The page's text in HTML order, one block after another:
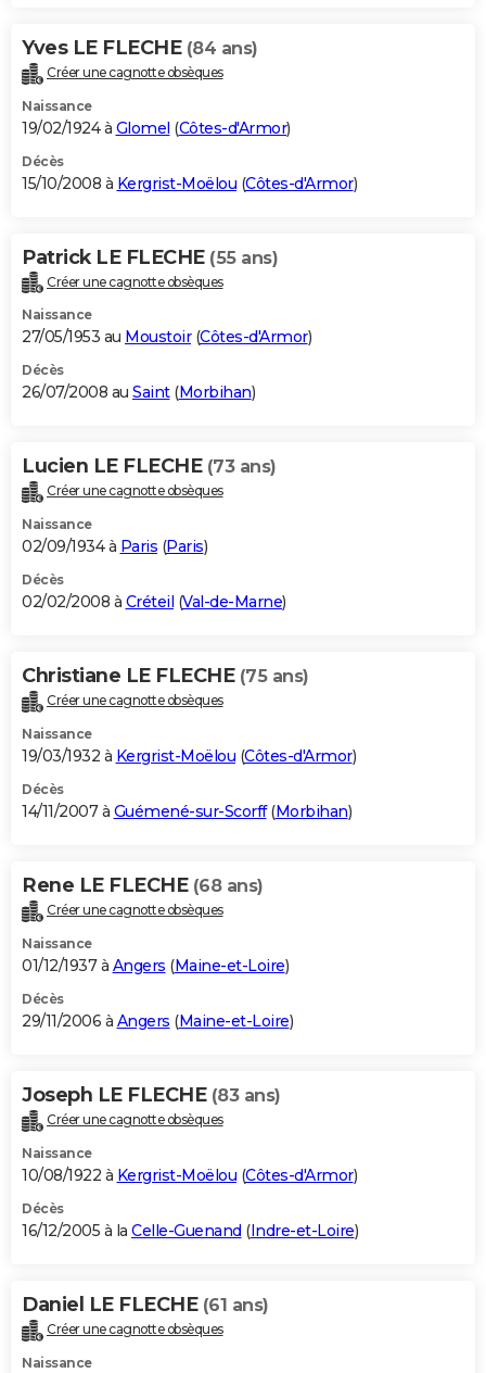
Yves LE FLECHE (84 ans)
Créer une cagnotte obsèques
Naissance
19/02/1924 à Glomel (Côtes-d'Armor)
Décès
15/10/2008 à Kergrist-Moëlou (Côtes-d'Armor)
Patrick LE FLECHE (55 ans)
Créer une cagnotte obsèques
Naissance
27/05/1953 au Moustoir(Côtes-d'Armor)
Décès
26/07/2008 au Saint(Morbihan)
Lucien LE FLECHE (73 ans)
Créer une cagnotte obsèques
Naissance
02/09/1934 à Paris (Paris)
Décès
02/02/2008 à Créteil (Val-de-Marne)
Christiane LE FLECHE (75 ans)
Créer une cagnotte obsèques
Naissance
19/03/1932 à Kergrist-Moëlou (Côtes-d'Armor)
Décès
14/11/2007 à Guémené-sur-Scorff(Morbihan)
Rene LE FLECHE (68 ans)
Créer une cagnotte obsèques
Naissance
01/12/1937 à Angers (Maine-et-Loire)
Décès
29/11/2006 à Angers (Maine-et-Loire)
Joseph LE FLECHE (83 ans)
Créer une cagnotte obsèques
Naissance
10/08/1922 à Kergrist-Moëlou (Côtes-d'Armor)
Décès
16/12/2005 à la Celle-Guenand (Indre-et-Loire)
Daniel LE FLECHE (61 ans)
Créer une cagnotte obsèques
Naissance